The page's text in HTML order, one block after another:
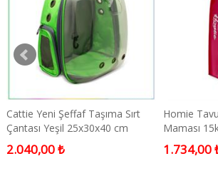
Cattie Yeni Şeffaf Taşıma Sırt
Çantası Yeşil 25x30x40 cm
2.040,00 ₺
Homie
Maması
1.734,00